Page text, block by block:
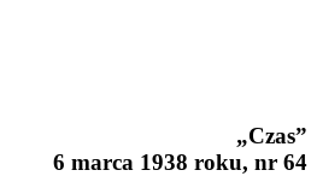
„Czas”
6 marca 1938 roku, nr 64